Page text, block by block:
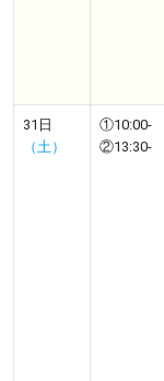
31日
（土）
①10:00-
②13:30-